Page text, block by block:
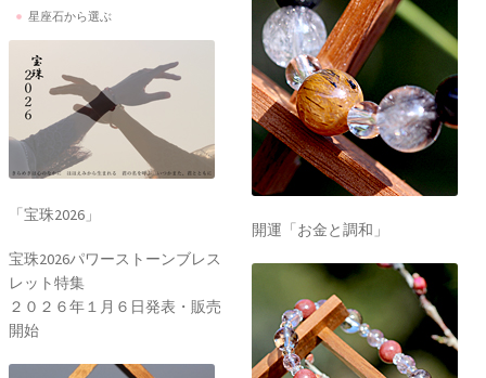
星座石から選ぶ
「宝珠2026」
宝珠2026パワーストーンブレス
レット特集
２０２６年１月６日発表・販売
開始
開運「お金と調和」